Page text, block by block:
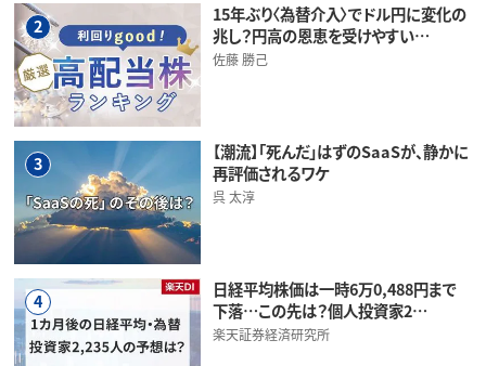
2
15年ぶり〈為替介入〉でドル円に変化の
兆し？円高の恩恵を受けやすい…
佐藤 勝己
3
【潮流】「死んだ」はずのSaaSが、静かに
再評価されるワケ
呉 太淳
4
日経平均株価は一時6万0,488円まで
下落…この先は？個人投資家2…
楽天証券経済研究所